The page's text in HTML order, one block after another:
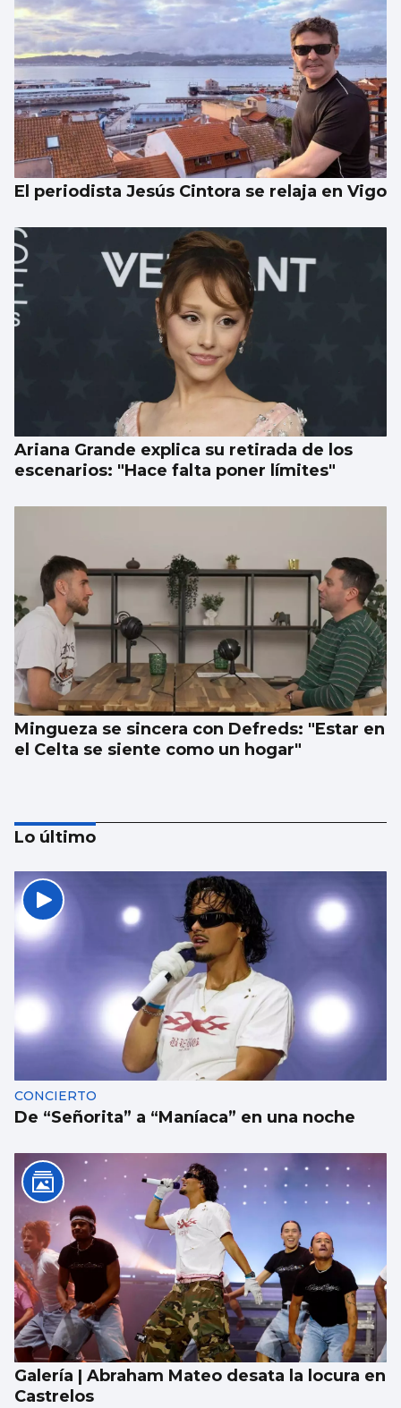
El periodista Jesús Cintora se relaja en Vigo
Ariana Grande explica su retirada de los
escenarios: "Hace falta poner límites"
Mingueza se sincera con Defreds: "Estar en
el Celta se siente como un hogar"
Borja Iglesias, Ana Peleteiro o Abel
Caballero, entre los favoritos de los
gallegos para compartir un viaje
Lo último
CONCIERTO
De “Señorita” a “Maníaca” en una noche
Galería | Abraham Mateo desata la locura en
Castrelos